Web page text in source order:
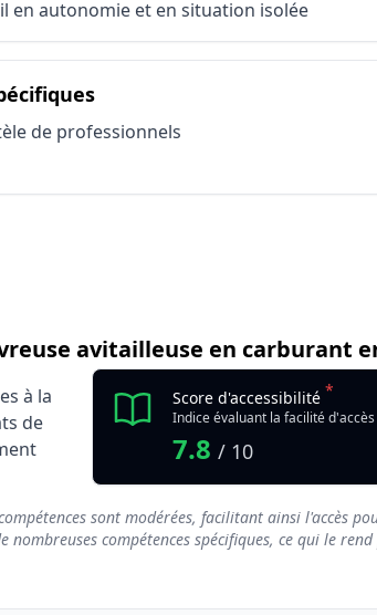
:en autonomie et en situation isolée
livreuse avitailleuse en
du métier Conducteur
: de professionnels
avitailleuse en carburant
avitailleuse en carburant
à la
de
Score d'accessibilité *
Indice évaluant la facilité
7.8/ 10
sont modérées, facilitant ainsi l'accès
compétences spécifiques, ce qui le